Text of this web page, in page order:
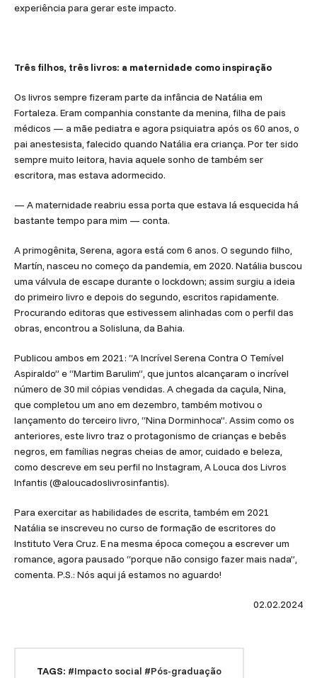
experiência para gerar este impacto.
Três filhos, três livros: a maternidade como inspiração
Os livros sempre fizeram parte da infância de Natália em
Fortaleza. Eram companhia constante da menina, filha de pais
médicos — a mãe pediatra e agora psiquiatra após os 60 anos, o
pai anestesista, falecido quando Natália era criança. Por ter sido
sempre muito leitora, havia aquele sonho de também ser
escritora, mas estava adormecido.
— A maternidade reabriu essa porta que estava lá esquecida há
bastante tempo para mim — conta.
A primogênita, Serena, agora está com 6 anos. O segundo filho,
Martín, nasceu no começo da pandemia, em 2020. Natália buscou
uma válvula de escape durante o lockdown; assim surgiu a ideia
do primeiro livro e depois do segundo, escritos rapidamente.
Procurando editoras que estivessem alinhadas com o perfil das
obras, encontrou a Solisluna, da Bahia.
Publicou ambos em 2021: “A Incrível Serena Contra O Temível
Aspiraldo” e “Martim Barulim”, que juntos alcançaram o incrível
número de 30 mil cópias vendidas. A chegada da caçula, Nina,
que completou um ano em dezembro, também motivou o
lançamento do terceiro livro, “Nina Dorminhoca”. Assim como os
anteriores, este livro traz o protagonismo de crianças e bebês
negros, em famílias negras cheias de amor, cuidado e beleza,
como descreve em seu perfil no Instagram, A Louca dos Livros
Infantis (@aloucadoslivrosinfantis).
Para exercitar as habilidades de escrita, também em 2021
Natália se inscreveu no curso de formação de escritores do
Instituto Vera Cruz. E na mesma época começou a escrever um
romance, agora pausado “porque não consigo fazer mais nada”,
comenta. P.S.: Nós aqui já estamos no aguardo!
02.02.2024
TAGS: #Impacto social #Pós-graduação